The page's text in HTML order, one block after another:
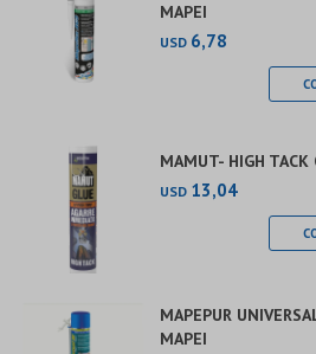
MAPEI
USD 6,78
MAMUT- HIGH
USD 13,04
MAPEPUR
MAPEI